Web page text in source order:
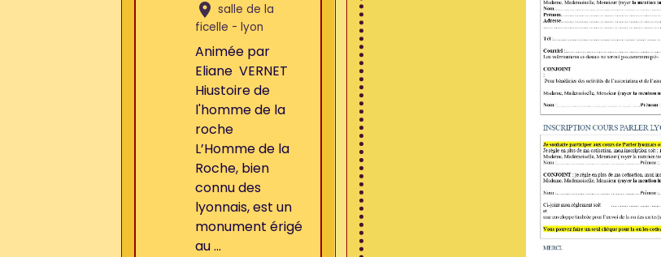
salle de la
ficelle - lyon
Animée par
Eliane VERNET
Hiustoire de
l'homme de la
roche
L’Homme de la
Roche, bien
connu des
lyonnais, est un
monument érigé
au ...